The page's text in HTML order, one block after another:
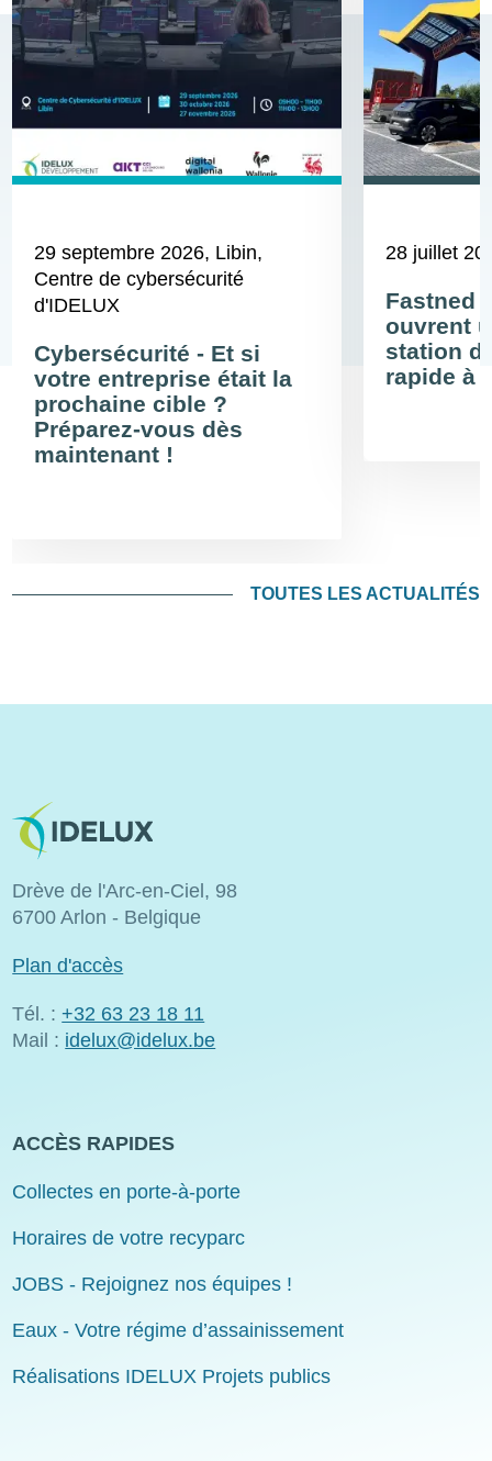
29 septembre 2026, Libin,
Centre de cybersécurité
d'IDELUX
Cybersécurité - Et si
votre entreprise était la
prochaine cible ?
Préparez-vous dès
maintenant !
28 juillet
Fastned
ouvrent
station
rapide à
TOUTES LES ACTUALITÉS
Image
Drève de l'Arc-en-Ciel, 98
6700 Arlon - Belgique
Plan d'accès
Tél. : +32 63 23 18 11
Mail : idelux@idelux.be
ACCÈS RAPIDES
Collectes en porte-à-porte
Horaires de votre recyparc
JOBS - Rejoignez nos équipes !
Eaux - Votre régime d’assainissement
Réalisations IDELUX Projets publics